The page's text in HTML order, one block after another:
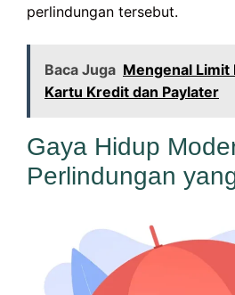
perlindungan tersebut.
Baca Juga Mengenal Limit
Kartu Kredit dan Paylater
Gaya Hidup
Perlindungan